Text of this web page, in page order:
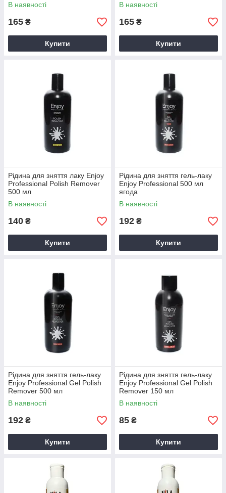
В наявності
165 ₴
Купити
В наявності
165 ₴
Купити
Рідина для зняття лаку Еnjoy
Professional Polish Remover
500 мл
В наявності
140 ₴
Купити
Рідина для зняття гель-лаку
Еnjoy Professional 500 мл
ягода
В наявності
192 ₴
Купити
Рідина для зняття гель-лаку
Еnjoy Professional Gel Polish
Remover 500 мл
В наявності
192 ₴
Купити
Рідина для зняття гель-лаку
Еnjoy Professional Gel Polish
Remover 150 мл
В наявності
85 ₴
Купити